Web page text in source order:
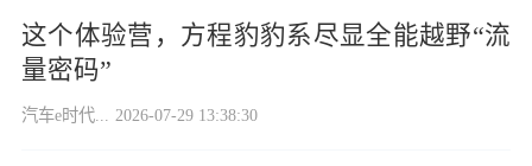
这个体验营，方程豹豹系尽显全能越野“流
量密码”
汽车e时代... 2026-07-29 13:38:30